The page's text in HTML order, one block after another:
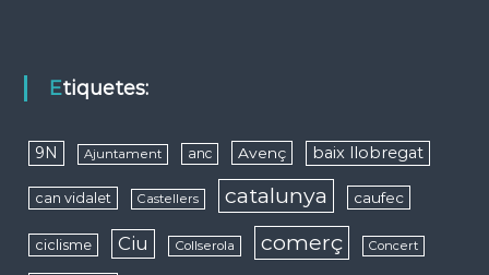
Etiquetes:
9N Ajuntament anc Avenç baix llobregat
can vidalet Castellers catalunya caufec
ciclisme Ciu Collserola comerç Concert